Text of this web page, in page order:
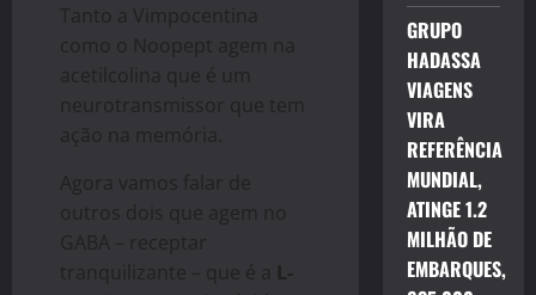
Tanto a Vimpocentina
como o Noopept agem na
acetilcolina que é um
neurotransmissor que tem
ação na memória.
Agora vamos falar de
outros dois que agem no
GABA – receptar
tranquilizante – que é a L-
GRUPO
HADASSA
VIAGENS
VIRA
REFERÊNCIA
MUNDIAL,
ATINGE 1.2
MILHÃO DE
EMBARQUES,